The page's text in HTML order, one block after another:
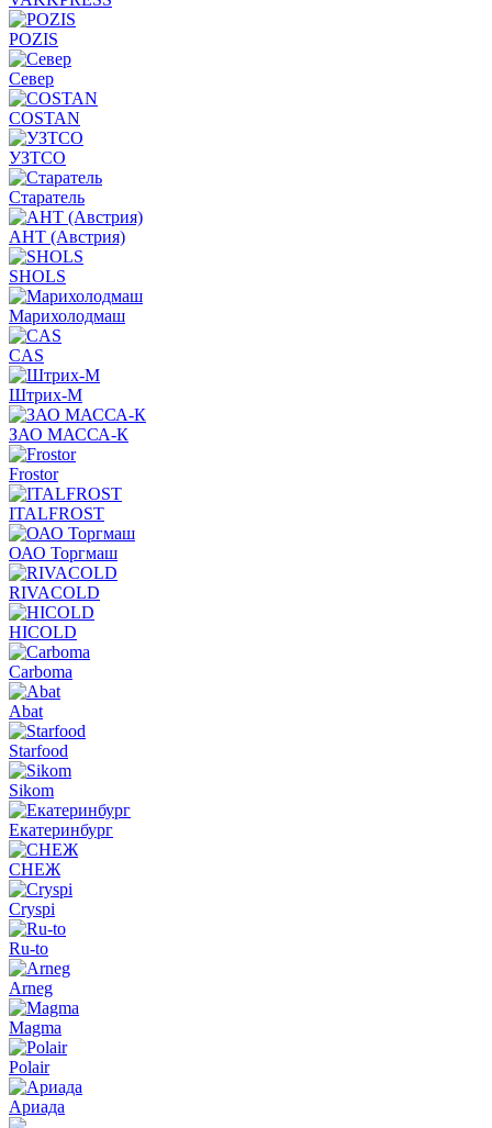
POZIS
Север
COSTAN
УЗТСО
Старатель
АНТ (Австрия)
SHOLS
Марихолодмаш
CAS
Штрих-М
ЗАО МАССА-К
Frostor
ITALFROST
ОАО Торгмаш
RIVACOLD
HICOLD
Carboma
Abat
Starfood
Sikom
Екатеринбург
СНЕЖ
Cryspi
Ru-to
Arneg
Magma
Polair
Ариада